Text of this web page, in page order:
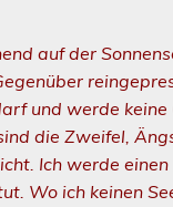
auf der
und werde
die Zweifel,
Ich werde
Wo ich keinen